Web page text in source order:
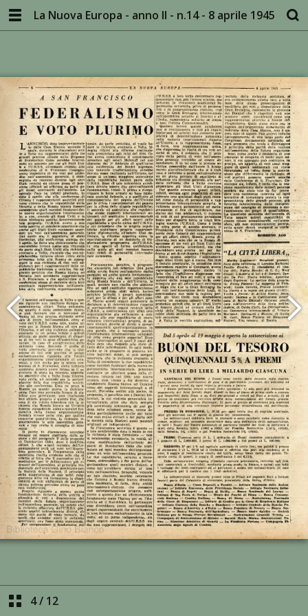
La Nuova Europa - anno II - n.14 - 8 aprile 1945
4/ 12